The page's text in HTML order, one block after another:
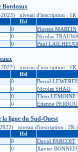
Bordeaux
niveau d'inscription : 1K
Hd
0 Florent MARTIN
0 Nicolas
0 Paul
niveau d'inscription : 1K
Hd
0 Bernd
0 Nicolas SHAO
0 Theo LEMOINE
0 Etienne
ligue du Sud-Ouest
niveau d'inscription : 2K
Hd
0 David PARCOIT
0 Xavier